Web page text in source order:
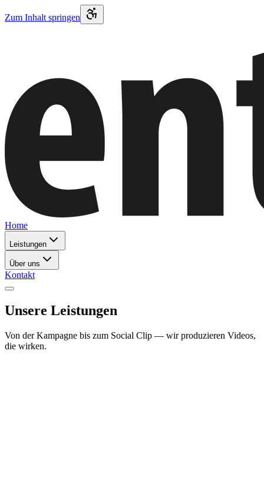
Zum Inhalt springen
Home
Leistungen
Über uns
Kontakt
Unsere Leistungen
Von der Kampagne bis zum Social Clip — wir produzieren Videos,
die wirken.